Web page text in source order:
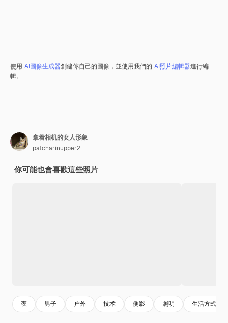
使用 AI圖像生成器創建你自己的圖像，並使用我們的 AI照片編輯器進行編
輯。
拿着相机的女人形象
patcharinupper2
你可能也會喜歡這些照片
夜 男子 户外 技术 侧影 照明 生活方式